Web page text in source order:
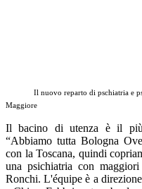
Il nuovo reparto di pschiatria e
Maggiore
Il bacino di utenza è il
“Abbiamo tutta Bologna
con la Toscana, quindi
una psichiatria con
Ronchi. L'équipe è a